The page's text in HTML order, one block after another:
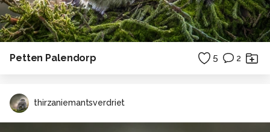
Petten Palendorp 5 2
thirzaniemantsverdriet